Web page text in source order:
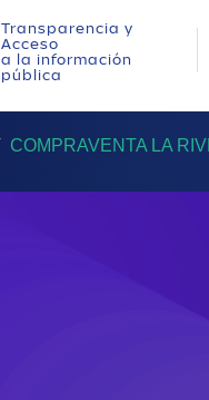
Transparencia y
Acceso
a la información
pública
COMPRAVENTA LA